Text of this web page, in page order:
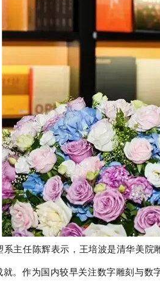
主任陈辉表示，王培波是清华美
。作为国内较早关注数字雕刻与